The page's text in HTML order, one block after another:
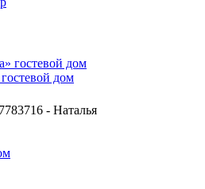
дом
- Наталья